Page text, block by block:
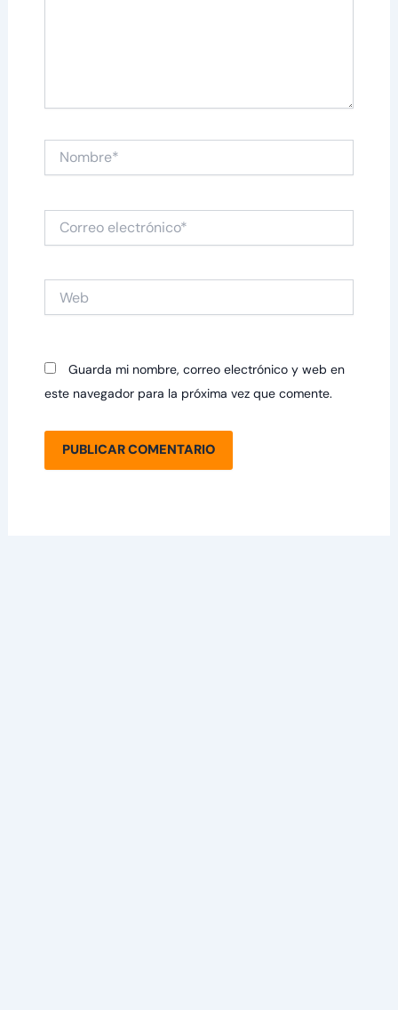
Nombre*
electrónico*
Guarda mi nombre, correo electrónico y web en
este navegador para la próxima vez que comente.